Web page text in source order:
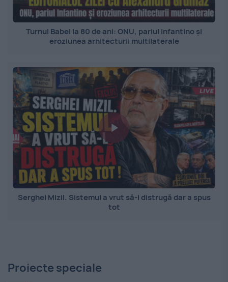
Turnul Babel la 80 de ani: ONU, pariul Infantino și
eroziunea arhitecturii multilaterale
Serghei Mizil. Sistemul a vrut să-l distrugă dar a spus
tot
Proiecte speciale